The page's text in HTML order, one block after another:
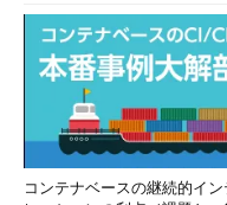
マウントしたVHDファイルを開
スプローラの画面
マウントされたVHDファイルの
owsエクスプローラで開いたと
HDファイルの中を、Windows
どで操作可能になる。
コンテナベースの継続的イン